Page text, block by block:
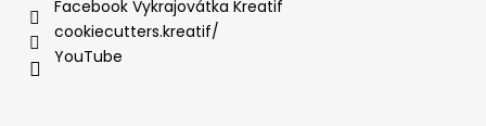
Facebook Vykrajovátka Kreatif
cookiecutters.kreatif/
YouTube